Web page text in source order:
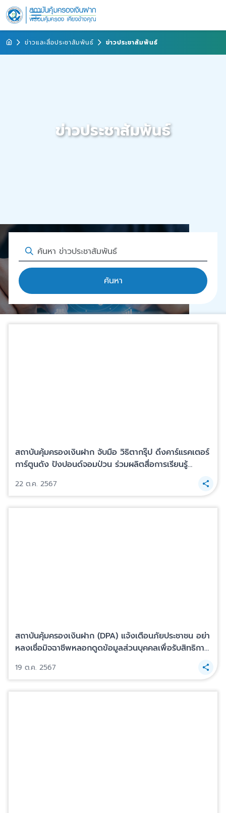
ข่าวและสื่อประชาสัมพันธ์ ข่าวประชาสัมพันธ์
ข่าวประชาสัมพันธ์
ค้นหา
สถาบันคุ้มครองเงินฝาก จับมือ วิธิตากรุ๊ป ดึงคาร์แรคเตอร์
การ์ตูนดัง ปังปอนด์จอมป่วน ร่วมผลิตสื่อการเรียนรู้
ทางการเงิน ภายใต้โครงการผลิตหนังสือ Twin Book เพื่อ
ผู้ด้อยโอกาสทางสังคม เนื่องในโอกาสพระราชพิธีมหามงคล
22 ต.ค. 2567
สถาบันคุ้มครองเงินฝาก (DPA) แจ้งเตือนภัยประชาชน อย่า
หลงเชื่อมิจฉาชีพหลอกดูดข้อมูลส่วนบุคคลเพื่อรับสิทธิการ
19 ต.ค. 2567